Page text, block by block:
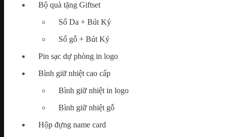
Bộ quà tặng Giftset
Sổ Da + Bút Ký
Sổ gỗ + Bút Ký
Pin sạc dự phòng in logo
Bình giữ nhiệt cao cấp
Bình giữ nhiệt in logo
Bình giữ nhiệt gỗ
Hộp đựng name card